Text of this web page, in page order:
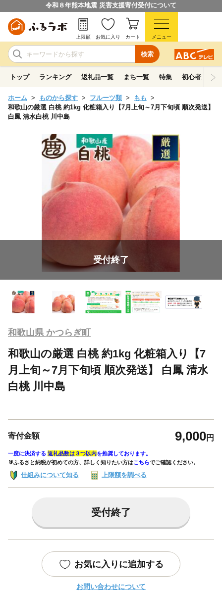
令和８年熊本地震 災害支援寄付受付について
検索
上限額 お気に入り カート メニュー
トップ ランキング 返礼品一覧 まち一覧 特集 初心者ガイド
ホーム ものから探す フルーツ類
もも
和歌山の厳選 白桃 約1kg 化粧箱入り【7月上旬～7月下旬頃 順次発送】
白鳳 清水白桃 川中島
受付終了
和歌山県 かつらぎ町
和歌山の厳選 白桃 約1kg 化粧箱入り【7
月上旬～7月下旬頃 順次発送】 白鳳 清水
白桃 川中島
寄付金額 9,000円
一度に決済する 返礼品数は３つ以内を推奨しております。
🔰ふるさと納税が初めての方、詳しく知りたい方はこちらでご確認ください。
仕組みについて知る 上限額を調べる
受付終了
お気に入りに追加する
お問い合わせについて